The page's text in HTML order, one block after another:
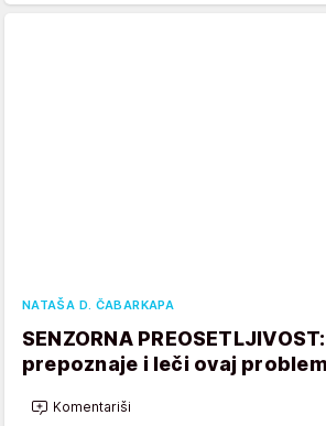
NATAŠA D. ČABARKAPA
SENZORNA
prepoznaje i leči ovaj
Komentariši